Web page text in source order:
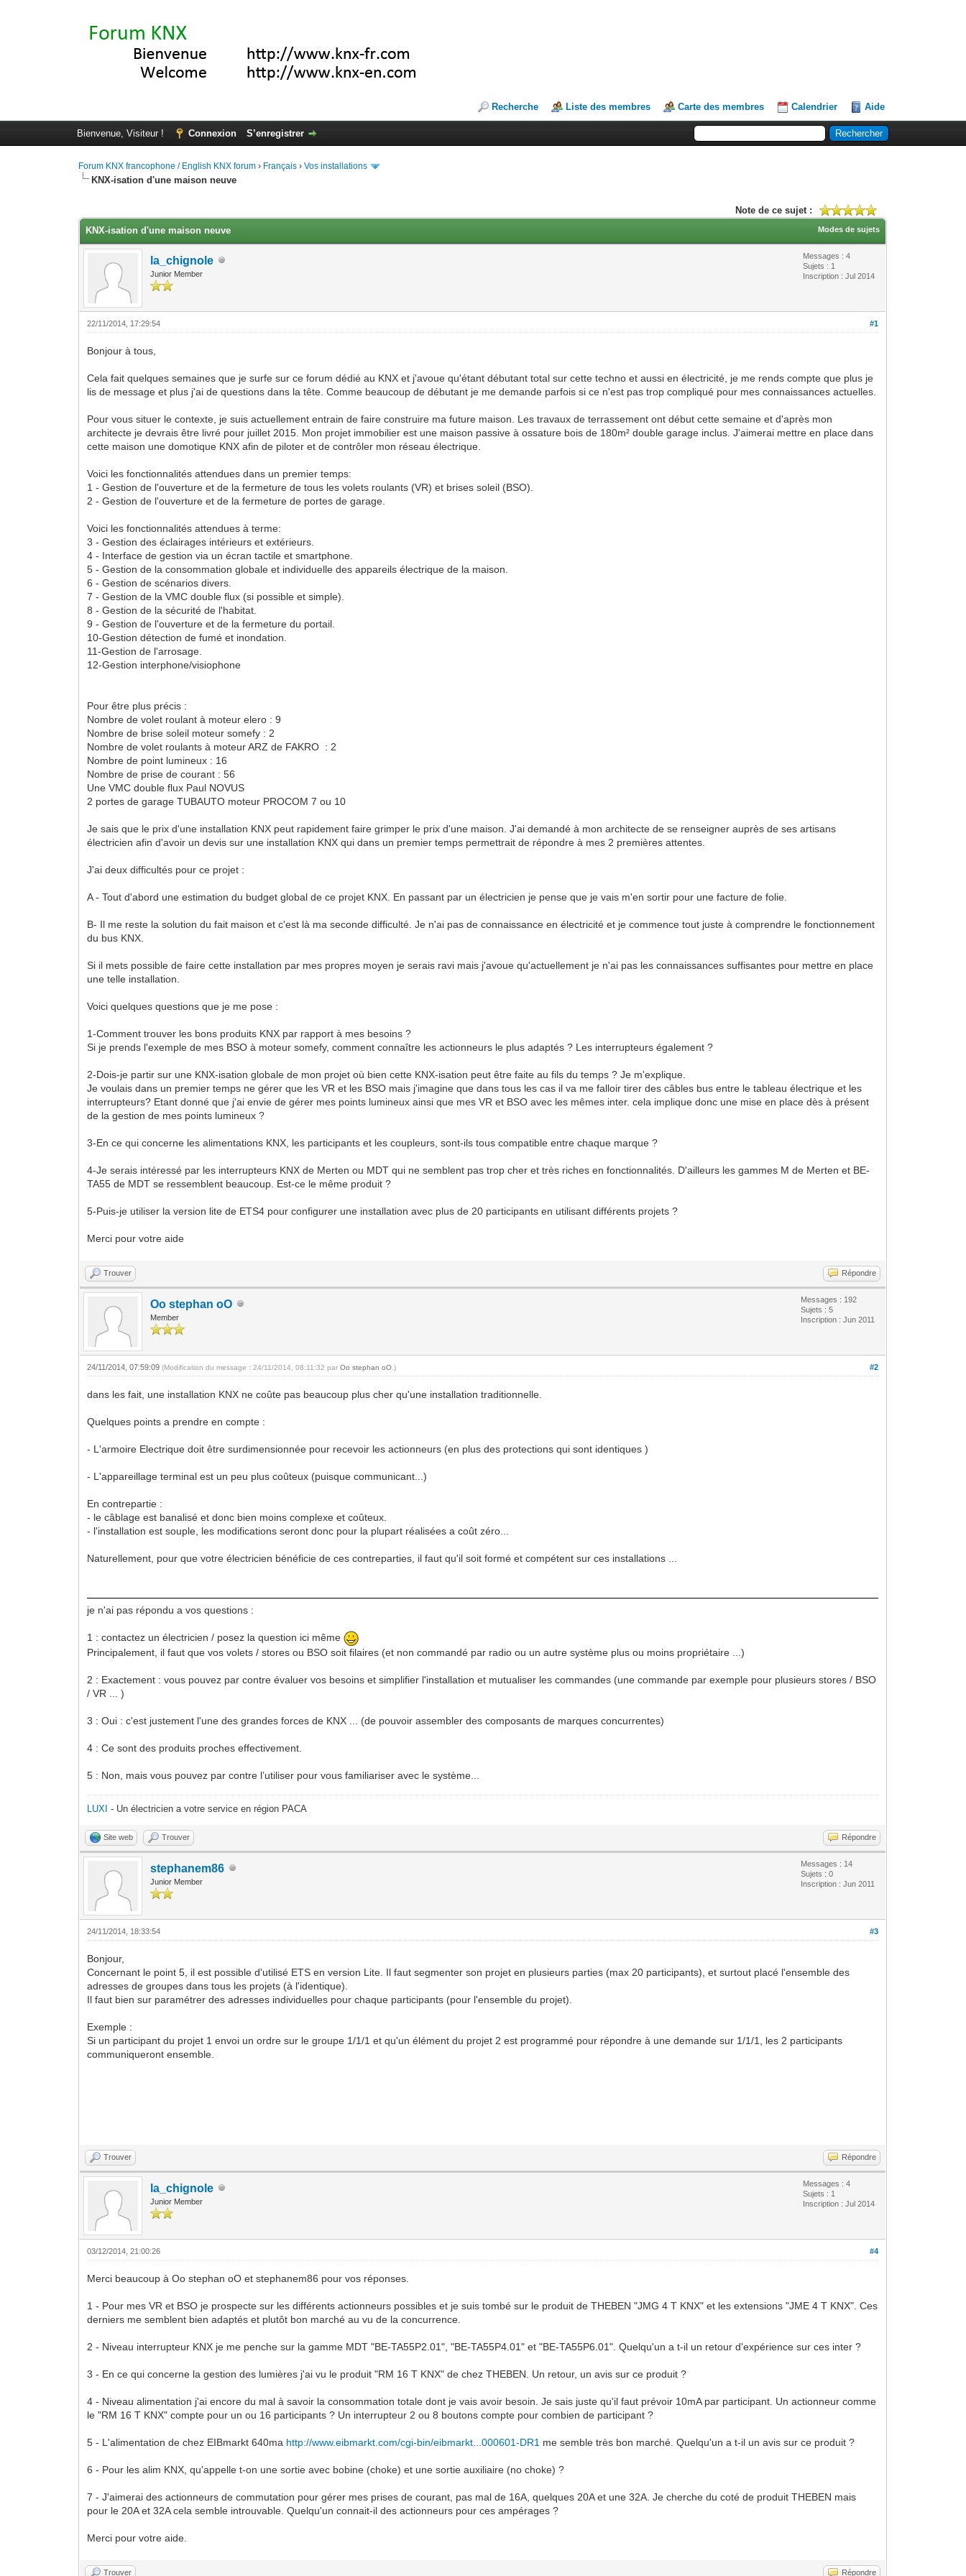
Recherche Liste des membres Carte des membres Calendrier Aide
Bienvenue, Visiteur ! Connexion S’enregistrer
Forum KNX francophone / English KNX forum › Français ›Vos installations
KNX-isation d'une maison neuve
Note de ce sujet :
Modes de sujets
KNX-isation d'une maison neuve
la_chignole
Junior Member
Messages : 4
Sujets : 1
Inscription : Jul 2014
#1
22/11/2014, 17:29:54
Bonjour à tous,
Cela fait quelques semaines que je surfe sur ce forum dédié au KNX et j'avoue qu'étant débutant total sur cette techno et aussi en électricité, je me rends compte que plus je
lis de message et plus j'ai de questions dans la tête. Comme beaucoup de débutant je me demande parfois si ce n'est pas trop compliqué pour mes connaissances actuelles.
Pour vous situer le contexte, je suis actuellement entrain de faire construire ma future maison. Les travaux de terrassement ont début cette semaine et d'après mon
architecte je devrais être livré pour juillet 2015. Mon projet immobilier est une maison passive à ossature bois de 180m² double garage inclus. J'aimerai mettre en place dans
cette maison une domotique KNX afin de piloter et de contrôler mon réseau électrique.
Voici les fonctionnalités attendues dans un premier temps:
1 - Gestion de l'ouverture et de la fermeture de tous les volets roulants (VR) et brises soleil (BSO).
2 - Gestion de l'ouverture et de la fermeture de portes de garage.
Voici les fonctionnalités attendues à terme:
3 - Gestion des éclairages intérieurs et extérieurs.
4 - Interface de gestion via un écran tactile et smartphone.
5 - Gestion de la consommation globale et individuelle des appareils électrique de la maison.
6 - Gestion de scénarios divers.
7 - Gestion de la VMC double flux (si possible et simple).
8 - Gestion de la sécurité de l'habitat.
9 - Gestion de l'ouverture et de la fermeture du portail.
10-Gestion détection de fumé et inondation.
11-Gestion de l'arrosage.
12-Gestion interphone/visiophone
Pour être plus précis :
Nombre de volet roulant à moteur elero : 9
Nombre de brise soleil moteur somefy : 2
Nombre de volet roulants à moteur ARZ de FAKRO : 2
Nombre de point lumineux : 16
Nombre de prise de courant : 56
Une VMC double flux Paul NOVUS
2 portes de garage TUBAUTO moteur PROCOM 7 ou 10
Je sais que le prix d'une installation KNX peut rapidement faire grimper le prix d'une maison. J'ai demandé à mon architecte de se renseigner auprès de ses artisans
électricien afin d'avoir un devis sur une installation KNX qui dans un premier temps permettrait de répondre à mes 2 premières attentes.
J'ai deux difficultés pour ce projet :
A - Tout d'abord une estimation du budget global de ce projet KNX. En passant par un électricien je pense que je vais m'en sortir pour une facture de folie.
B- Il me reste la solution du fait maison et c'est là ma seconde difficulté. Je n'ai pas de connaissance en électricité et je commence tout juste à comprendre le fonctionnement
du bus KNX.
Si il mets possible de faire cette installation par mes propres moyen je serais ravi mais j'avoue qu'actuellement je n'ai pas les connaissances suffisantes pour mettre en place
une telle installation.
Voici quelques questions que je me pose :
1-Comment trouver les bons produits KNX par rapport à mes besoins ?
Si je prends l'exemple de mes BSO à moteur somefy, comment connaître les actionneurs le plus adaptés ? Les interrupteurs également ?
2-Dois-je partir sur une KNX-isation globale de mon projet où bien cette KNX-isation peut être faite au fils du temps ? Je m'explique.
Je voulais dans un premier temps ne gérer que les VR et les BSO mais j'imagine que dans tous les cas il va me falloir tirer des câbles bus entre le tableau électrique et les
interrupteurs? Etant donné que j'ai envie de gérer mes points lumineux ainsi que mes VR et BSO avec les mêmes inter. cela implique donc une mise en place dès à présent
de la gestion de mes points lumineux ?
3-En ce qui concerne les alimentations KNX, les participants et les coupleurs, sont-ils tous compatible entre chaque marque ?
4-Je serais intéressé par les interrupteurs KNX de Merten ou MDT qui ne semblent pas trop cher et très riches en fonctionnalités. D'ailleurs les gammes M de Merten et BE-
TA55 de MDT se ressemblent beaucoup. Est-ce le même produit ?
5-Puis-je utiliser la version lite de ETS4 pour configurer une installation avec plus de 20 participants en utilisant différents projets ?
Merci pour votre aide
Trouver Répondre
Oo stephan oO
Member
Messages : 192
Sujets : 5
Inscription : Jun 2011
#2
24/11/2014, 07:59:09(Modification du message : 24/11/2014, 08:11:32 parOo stephan oO .)
dans les fait, une installation KNX ne coûte pas beaucoup plus cher qu'une installation traditionnelle.
Quelques points a prendre en compte :
- L'armoire Electrique doit être surdimensionnée pour recevoir les actionneurs (en plus des protections qui sont identiques )
- L'appareillage terminal est un peu plus coûteux (puisque communicant...)
En contrepartie :
- le câblage est banalisé et donc bien moins complexe et coûteux.
- l'installation est souple, les modifications seront donc pour la plupart réalisées a coût zéro...
Naturellement, pour que votre électricien bénéficie de ces contreparties, il faut qu'il soit formé et compétent sur ces installations ...
je n'ai pas répondu a vos questions :
1 : contactez un électricien / posez la question ici même
Principalement, il faut que vos volets / stores ou BSO soit filaires (et non commandé par radio ou un autre système plus ou moins propriétaire ...)
2 : Exactement : vous pouvez par contre évaluer vos besoins et simplifier l'installation et mutualiser les commandes (une commande par exemple pour plusieurs stores / BSO
/ VR ... )
3 : Oui : c'est justement l'une des grandes forces de KNX ... (de pouvoir assembler des composants de marques concurrentes)
4 : Ce sont des produits proches effectivement.
5 : Non, mais vous pouvez par contre l’utiliser pour vous familiariser avec le système...
LUXI - Un électricien a votre service en région PACA
Site web Trouver Répondre
stephanem86
Junior Member
Messages : 14
Sujets : 0
Inscription : Jun 2011
#3
24/11/2014, 18:33:54
Bonjour,
Concernant le point 5, il est possible d'utilisé ETS en version Lite. Il faut segmenter son projet en plusieurs parties (max 20 participants), et surtout placé l'ensemble des
adresses de groupes dans tous les projets (à l'identique).
Il faut bien sur paramétrer des adresses individuelles pour chaque participants (pour l'ensemble du projet).
Exemple :
Si un participant du projet 1 envoi un ordre sur le groupe 1/1/1 et qu'un élément du projet 2 est programmé pour répondre à une demande sur 1/1/1, les 2 participants
communiqueront ensemble.
Trouver Répondre
la_chignole
Junior Member
Messages : 4
Sujets : 1
Inscription : Jul 2014
#4
03/12/2014, 21:00:26
Merci beaucoup à Oo stephan oO et stephanem86 pour vos réponses.
1 - Pour mes VR et BSO je prospecte sur les différents actionneurs possibles et je suis tombé sur le produit de THEBEN "JMG 4 T KNX" et les extensions "JME 4 T KNX". Ces
derniers me semblent bien adaptés et plutôt bon marché au vu de la concurrence.
2 - Niveau interrupteur KNX je me penche sur la gamme MDT "BE-TA55P2.01", "BE-TA55P4.01" et "BE-TA55P6.01". Quelqu'un a t-il un retour d'expérience sur ces inter ?
3 - En ce qui concerne la gestion des lumières j'ai vu le produit "RM 16 T KNX" de chez THEBEN. Un retour, un avis sur ce produit ?
4 - Niveau alimentation j'ai encore du mal à savoir la consommation totale dont je vais avoir besoin. Je sais juste qu'il faut prévoir 10mA par participant. Un actionneur comme
le "RM 16 T KNX" compte pour un ou 16 participants ? Un interrupteur 2 ou 8 boutons compte pour combien de participant ?
5 - L'alimentation de chez EIBmarkt 640ma http://www.eibmarkt.com/cgi-bin/eibmarkt...000601-DR1 me semble très bon marché. Quelqu'un a t-il un avis sur ce produit ?
6 - Pour les alim KNX, qu'appelle t-on une sortie avec bobine (choke) et une sortie auxiliaire (no choke) ?
7 - J'aimerai des actionneurs de commutation pour gérer mes prises de courant, pas mal de 16A, quelques 20A et une 32A. Je cherche du coté de produit THEBEN mais
pour le 20A et 32A cela semble introuvable. Quelqu'un connait-il des actionneurs pour ces ampérages ?
Merci pour votre aide.
Trouver Répondre